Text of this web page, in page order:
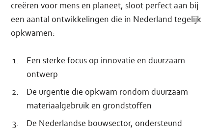
creëren voor mens en planeet, sloot perfect aan bij
een aantal ontwikkelingen die in Nederland tegelijk
opkwamen:
Een sterke focus op innovatie en duurzaam
ontwerp
De urgentie die opkwam rondom duurzaam
materiaalgebruik en grondstoffen
De Nederlandse bouwsector, ondersteund